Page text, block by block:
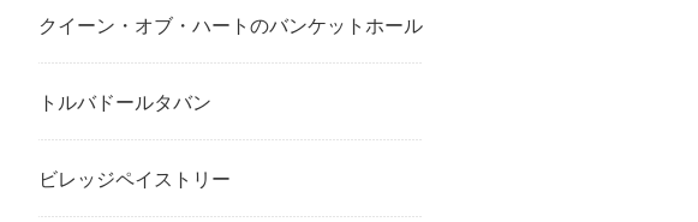
クイーン・オブ・ハートのバンケットホール
トルバドールタバン
ビレッジペイストリー